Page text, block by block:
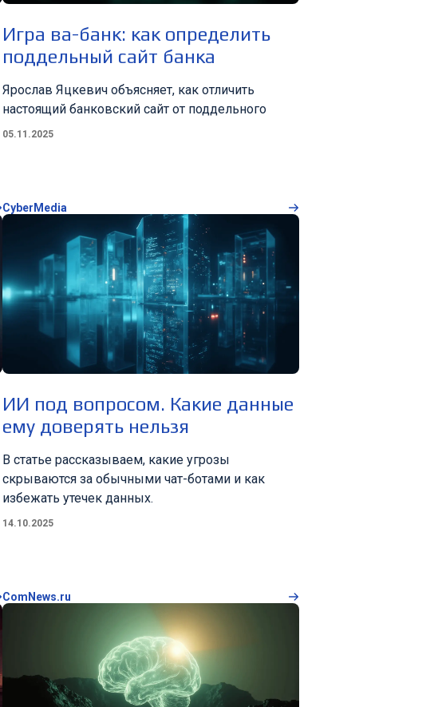
Игра ва-банк: как определить
поддельный сайт банка
Ярослав Яцкевич объясняет, как отличить
настоящий банковский сайт от поддельного
05.11.2025
CyberMedia
ИИ под вопросом. Какие данные
ему доверять нельзя
В статье рассказываем, какие угрозы
скрываются за обычными чат-ботами и как
избежать утечек данных.
14.10.2025
ComNews.ru